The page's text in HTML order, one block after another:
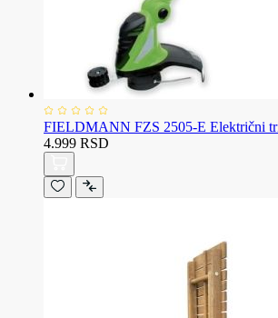
FIELDMANN FZS 2505-E Električni
4.999 RSD